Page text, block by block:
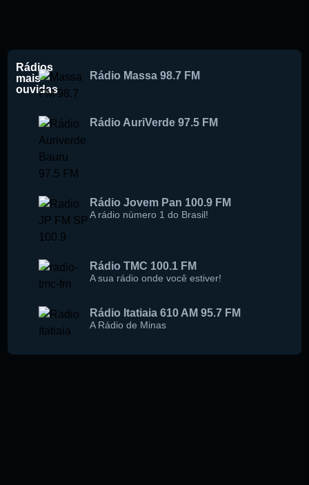
Rádios
mais
ouvidas
Rádio Massa 98.7 FM
Rádio AuriVerde 97.5 FM
Rádio Jovem Pan 100.9 FM
A rádio número 1 do Brasil!
Rádio TMC 100.1 FM
A sua rádio onde você estiver!
Rádio Itatiaia 610 AM 95.7 FM
A Rádio de Minas